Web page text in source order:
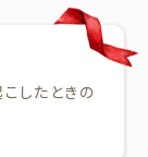
したときの